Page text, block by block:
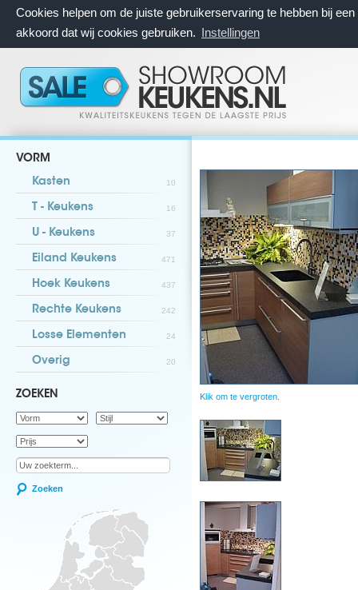
Cookies helpen om de juiste gebruikerservaring te hebben bij
akkoord dat wij cookies gebruiken. Instellingen
VORM
Kasten 10
T - Keukens 16
U - Keukens 37
Eiland Keukens 471
Hoek Keukens 437
Rechte Keukens 242
Losse Elementen 24
Overig 20
ZOEKEN
Zoeken
Klik om te vergroten.